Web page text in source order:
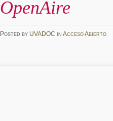
OpenAire
Posted by UVADOC in Acceso Abierto